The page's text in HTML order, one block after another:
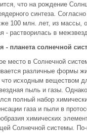
что на рождение
синтеза.
же 100 млн. лет, из массы,
- растворилась в
- планета солнечной
место в Солнечной
различные формы
что исходным веществом
пыль и газы.
полный набор
газа и пыли в
химических
Солнечной системы. По-